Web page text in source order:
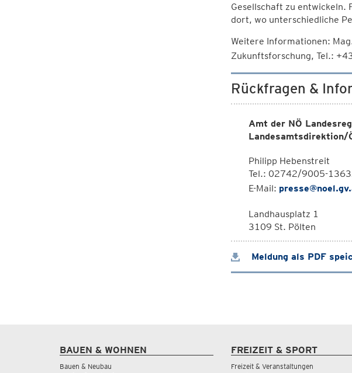
Gesellschaft zu entwickeln.
dort, wo unterschiedliche
Weitere Informationen:
Zukunftsforschung, Tel.:
Rückfragen &
Amt der NÖ
Philipp Hebenstreit
Tel.: 02742/9005-
E-Mail:
Landhausplatz 1
3109 St. Pölten
Meldung als PDF
BAUEN & WOHNEN
Bauen & Neubau
FREIZEIT & SPORT
Freizeit & Veranstaltungen